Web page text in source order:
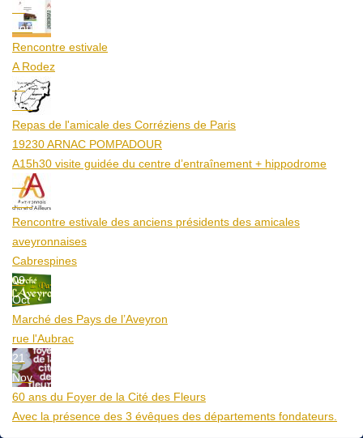
12
Aoû
Rencontre estivale
A Rodez
23
Aoû
Repas de l'amicale des Corréziens de Paris
19230 ARNAC POMPADOUR
A15h30 visite guidée du centre d’entraînement + hippodrome
25
Aoû
Rencontre estivale des anciens présidents des amicales
aveyronnaises
Cabrespines
09
Oct
Marché des Pays de l’Aveyron
rue l'Aubrac
21
Nov
60 ans du Foyer de la Cité des Fleurs
Avec la présence des 3 évêques des départements fondateurs.